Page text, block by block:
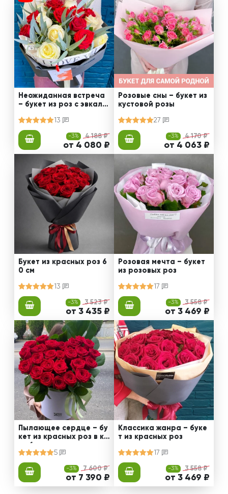
Неожиданная встреча
– букет из роз с эвкали
13
-3% 4 188 ₽
от 4 080 ₽
Розовые сны – букет из
кустовой розы
27
-3% 4 170 ₽
от 4 063 ₽
Букет из красных роз 6
0 см
13
-3% 3 523 ₽
от 3 435 ₽
Розовая мечта – букет
из розовых роз
17
-3% 3 558 ₽
от 3 469 ₽
Пылающее сердце – бу
кет из красных роз в ко
робке
5
-3% 7 600 ₽
от 7 390 ₽
Классика жанра – буке
т из красных роз
17
-3% 3 558 ₽
от 3 469 ₽